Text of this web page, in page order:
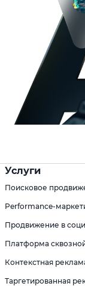
Услуги
Поисковое
Performance-
Продвижение в
Платформа
Контекстная
Таргетированная